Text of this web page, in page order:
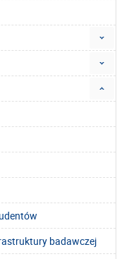
badawczej